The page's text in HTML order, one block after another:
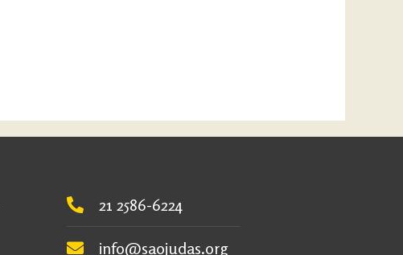
21 2586-6224
info@saojudas.org